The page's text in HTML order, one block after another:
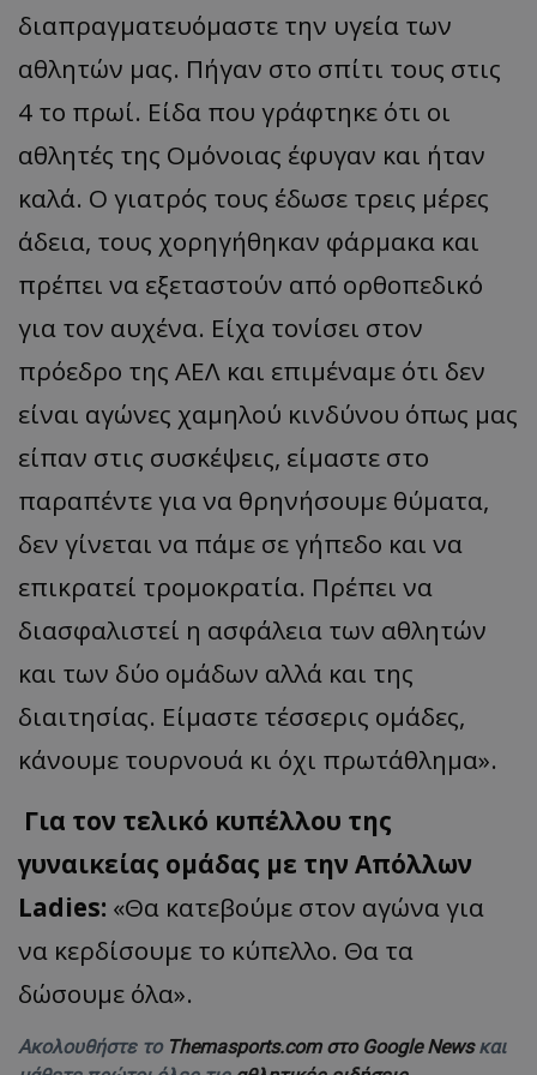
διαπραγματευόμαστε την υγεία των
αθλητών μας. Πήγαν στο σπίτι τους στις
4 το πρωί. Είδα που γράφτηκε ότι οι
αθλητές της Ομόνοιας έφυγαν και ήταν
καλά. Ο γιατρός τους έδωσε τρεις μέρες
άδεια, τους χορηγήθηκαν φάρμακα και
πρέπει να εξεταστούν από ορθοπεδικό
για τον αυχένα. Είχα τονίσει στον
πρόεδρο της ΑΕΛ και επιμέναμε ότι δεν
είναι αγώνες χαμηλού κινδύνου όπως μας
είπαν στις συσκέψεις, είμαστε στο
παραπέντε για να θρηνήσουμε θύματα,
δεν γίνεται να πάμε σε γήπεδο και να
επικρατεί τρομοκρατία. Πρέπει να
διασφαλιστεί η ασφάλεια των αθλητών
και των δύο ομάδων αλλά και της
διαιτησίας. Είμαστε τέσσερις ομάδες,
κάνουμε τουρνουά κι όχι πρωτάθλημα».
Για τον τελικό κυπέλλου της
γυναικείας ομάδας με την Απόλλων
Ladies: «Θα κατεβούμε στον αγώνα για
να κερδίσουμε το κύπελλο. Θα τα
δώσουμε όλα».
Ακολουθήστε το Themasports.com στο Google Newsκαι